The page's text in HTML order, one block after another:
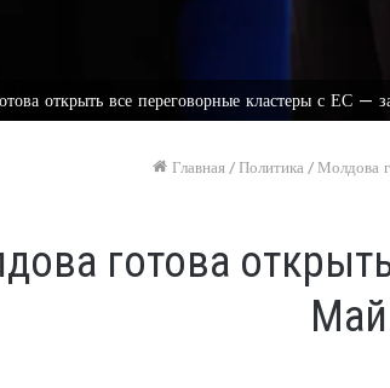
открыть все переговорные кластеры с ЕС —
Главная/Политика/Молдова
готова